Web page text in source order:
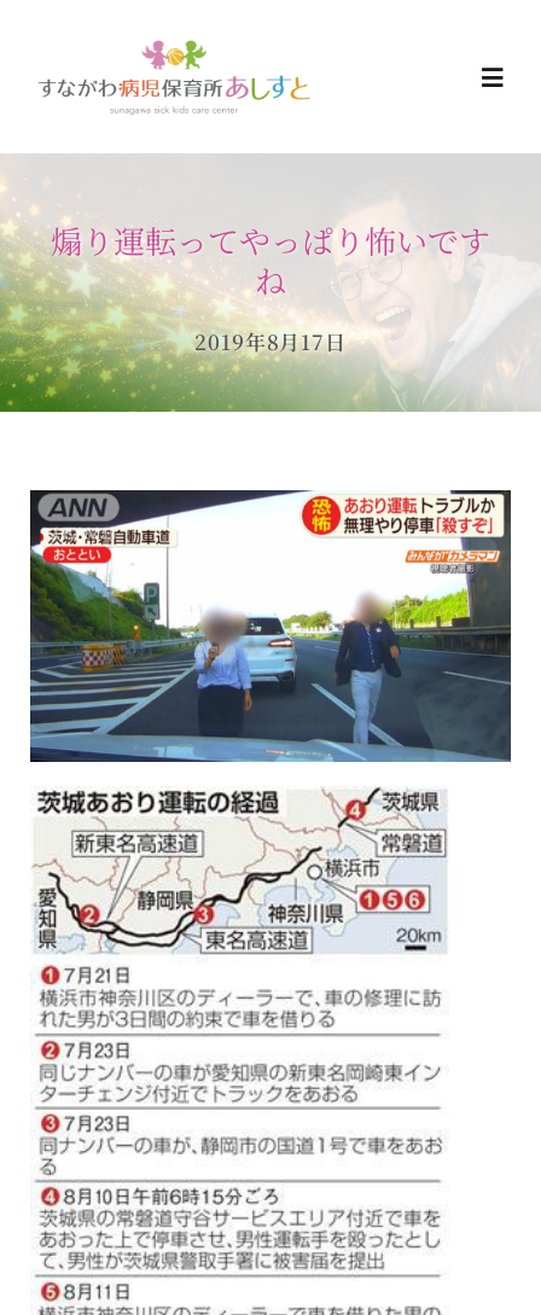
content
お知らせ
ご予約について
ご利用について
当日の過ごし方
保育所のご案内
ボヤキ100%
煽り運転ってやっぱり怖いです
ね
2019年8月17日